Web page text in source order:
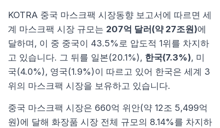
KOTRA 중국 마스크팩 시장동향 보고서에 따르면 세
계 마스크팩 시장 규모는 207억 달러(약 27조원)에
달하며, 이 중 중국이 43.5%로 압도적 1위를 차지하
고 있습니다. 그 뒤를 일본(20.1%), 한국(7.3%), 미
국(4.0%), 영국(1.9%)이 따르고 있어 한국은 세계 3
위의 마스크팩 시장을 보유하고 있습니다.
중국 마스크팩 시장은 660억 위안(약 12조 5,499억
원)에 달해 화장품 시장 전체 규모의 8.14%를 차지하